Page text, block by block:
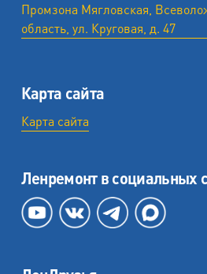
Промзона Мягловская,
область, ул. ​Круговая, д. 47
Карта сайта
Карта сайта
Ленремонт в социальных